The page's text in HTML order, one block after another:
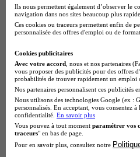
Note de 3 sur 5
Ils nous permettent également d’observer le
navigation dans nos sites beaucoup plus
Ces cookies ou traceurs permettent enfin de
personnalisée des offres d'emploi ou de
Cookies publicitaires
Avec votre accord , nous et nos partenaires
vous proposer des publicités pour des offres
probabilités de trouver rapidement un emploi
Nos partenaires personnalisent ces
Nous utilisons des technologies Google (ex :
personnalisés. En acceptant, vous consentez
confidentialité. En savoir plus
Vous pouvez à tout moment paramétrer vos
traceurs" en bas de page.
Pour en savoir plus, consultez notre